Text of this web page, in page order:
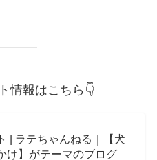
情報はこちら👇
| ラテちゃんねる｜【犬
け】がテーマのブログ